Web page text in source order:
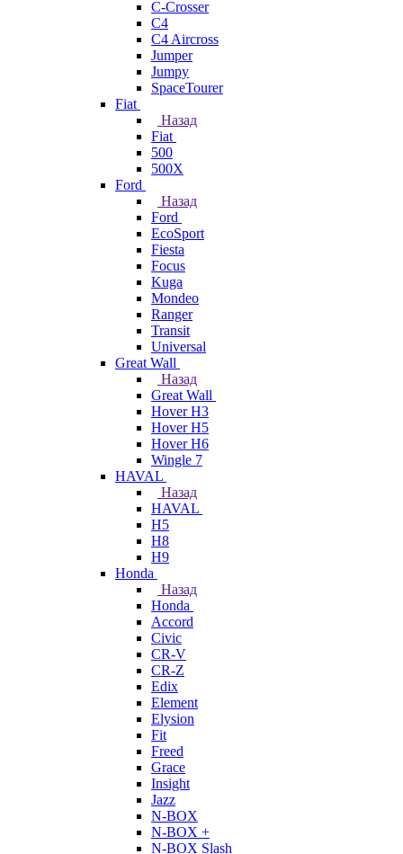
C-Crosser
C4
C4 Aircross
Jumper
Jumpy
SpaceTourer
Fiat
Назад
Fiat
500
500X
Ford
Назад
Ford
EcoSport
Fiesta
Focus
Kuga
Mondeo
Ranger
Transit
Universal
Great Wall
Назад
Great Wall
Hover H3
Hover H5
Hover H6
Wingle 7
HAVAL
Назад
HAVAL
H5
H8
H9
Honda
Назад
Honda
Accord
Civic
CR-V
CR-Z
Edix
Element
Elysion
Fit
Freed
Grace
Insight
Jazz
N-BOX
N-BOX +
N-BOX Slash